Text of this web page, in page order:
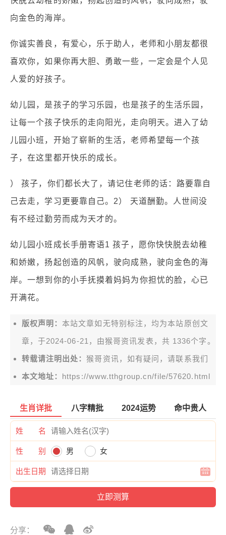
向金色的海岸。
你诚实善良，有爱心，乐于助人，老师和小朋友都很
喜欢你，如果你再大胆、勇敢一些，一定会是个人见
人爱的好孩子。
幼儿园，是孩子的学习乐园，也是孩子的生活乐园，
让每一个孩子快乐的走向阳光，走向明天。进入了幼
儿园小班，开始了崭新的生活，老师希望每一个孩
子，在这里都开快乐的成长。
） 孩子，你们都长大了，请记住老师的话：路要靠自
己去走，学习更要靠自己。2） 天道酬勤。人世间没
有不经过勤劳而成为天才的。
幼儿园小班成长手册寄语1 孩子，愿你快快脱去幼稚
和娇嫩，扬起创造的风帆，驶向成熟，驶向金色的海
岸。一想到你的小手抚摸着妈妈为你担忧的脸，心已
开满花。
版权声明： 本站文章如无特别标注，均为本站原创文
章，于2024-06-21，由猴哥资讯 发表，共 1336个字。
转载请注明出处：猴哥资讯，如有疑问，请联系我们
本文地址： https://www.tthgroup.cn/file/57620.html
生肖详批 八字精批 2024运势 命中贵人
姓 名
性 别 男 女
出生日期
分享：